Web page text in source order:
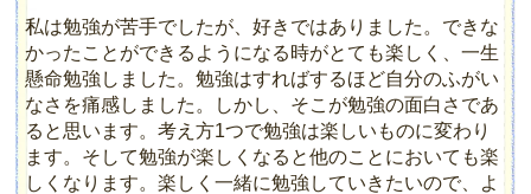
私は勉強が苦手でしたが、好きではありました。できな
かったことができるようになる時がとても楽しく、一生
懸命勉強しました。勉強はすればするほど自分のふがい
なさを痛感しました。しかし、そこが勉強の面白さであ
ると思います。考え方1つで勉強は楽しいものに変わり
ます。そして勉強が楽しくなると他のことにおいても楽
しくなります。楽しく一緒に勉強していきたいので、よ